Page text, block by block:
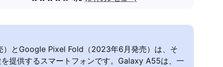
とGoogle Pixel Fold（2023年6月発売）は、そ
提供するスマートフォンです。Galaxy A55は、一